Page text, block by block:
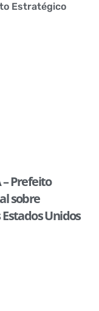
Estratégico
– Prefeito
sobre
Unidos